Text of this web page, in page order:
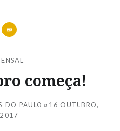
começa!
DO PAULO a 16 OUTUBRO,
2017